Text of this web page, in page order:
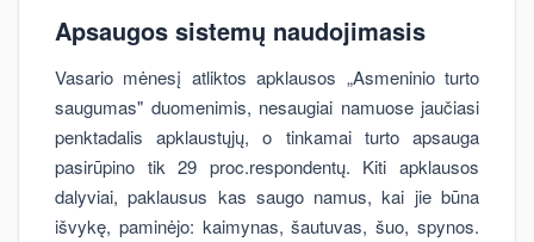
Apsaugos sistemų naudojimasis
Vasario mėnesį atliktos apklausos „Asmeninio turto
saugumas" duomenimis, nesaugiai namuose jaučiasi
penktadalis apklaustųjų, o tinkamai turto apsauga
pasirūpino tik 29 proc.respondentų. Kiti apklausos
dalyviai, paklausus kas saugo namus, kai jie būna
išvykę, paminėjo: kaimynas, šautuvas, šuo, spynos.